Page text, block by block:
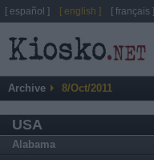
Archive 8/Oct/2011
USA
Alabama
[ español ] [ english ] [ français ]